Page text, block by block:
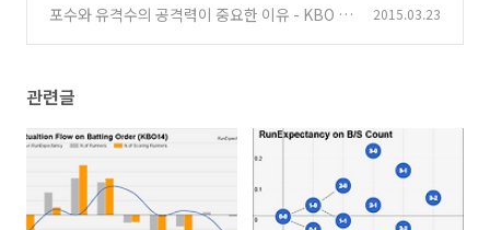
(5)
포수와 유격수의 공격력이 중요한 이유 - KBO 9
2015.03.23
관련글